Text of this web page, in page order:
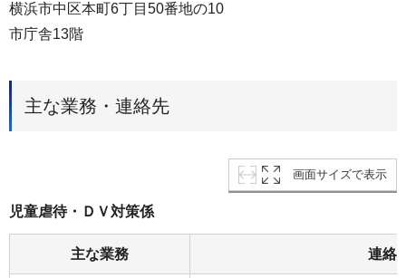
横浜市中区本町6丁目50番地の10
市庁舎13階
主な業務・連絡先
画面サイズで表示
児童虐待・ＤＶ対策係
主な業務 連絡